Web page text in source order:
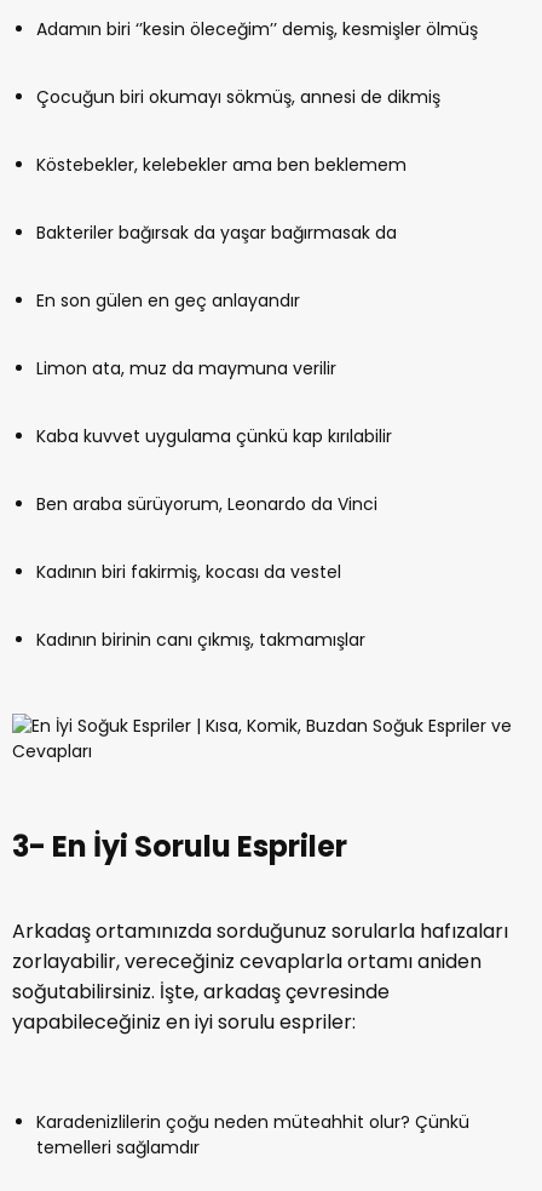
Adamın biri ‘’kesin öleceğim’’ demiş, kesmişler ölmüş
Çocuğun biri okumayı sökmüş, annesi de dikmiş
Köstebekler, kelebekler ama ben beklemem
Bakteriler bağırsak da yaşar bağırmasak da
En son gülen en geç anlayandır
Limon ata, muz da maymuna verilir
Kaba kuvvet uygulama çünkü kap kırılabilir
Ben araba sürüyorum, Leonardo da Vinci
Kadının biri fakirmiş, kocası da vestel
Kadının birinin canı çıkmış, takmamışlar
3- En İyi Sorulu Espriler
Arkadaş ortamınızda sorduğunuz sorularla hafızaları
zorlayabilir, vereceğiniz cevaplarla ortamı aniden
soğutabilirsiniz. İşte, arkadaş çevresinde
yapabileceğiniz en iyi sorulu espriler:
Karadenizlilerin çoğu neden müteahhit olur? Çünkü
temelleri sağlamdır